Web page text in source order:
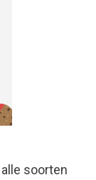
soorten